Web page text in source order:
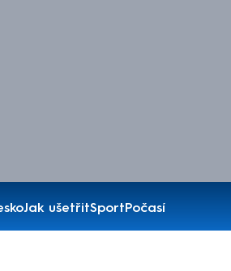
Jak ušetřitSportPočasí